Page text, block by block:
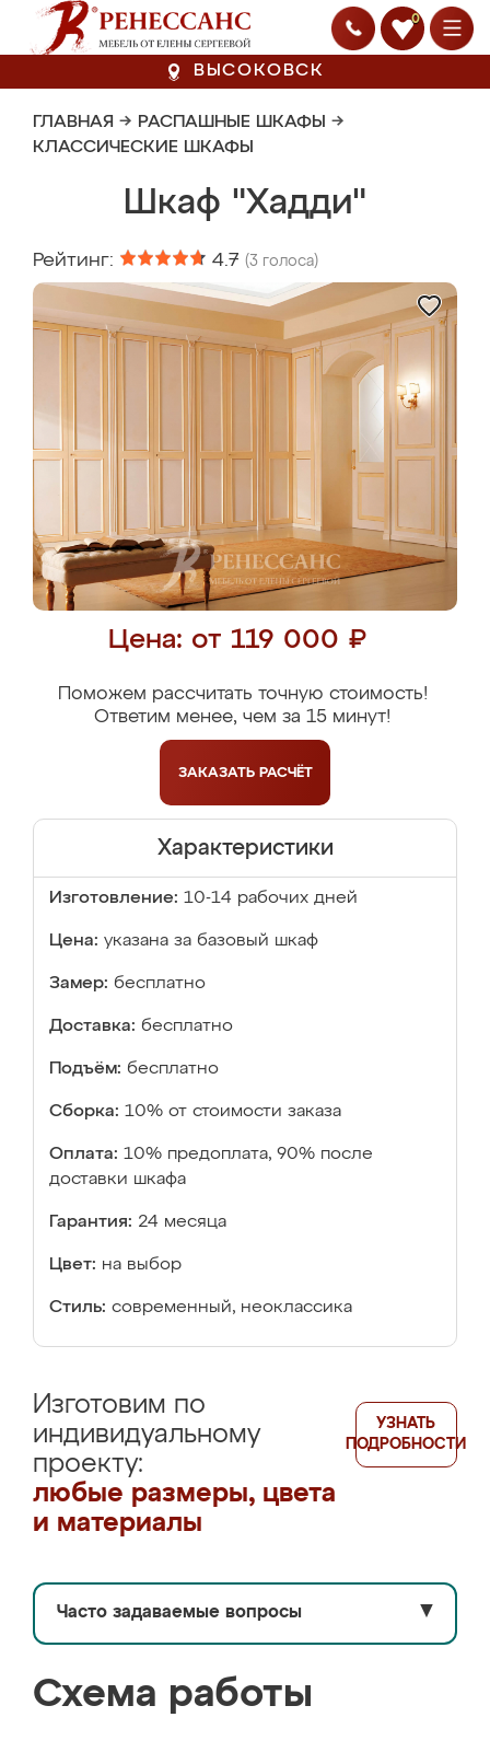
0
ВЫСОКОВСК
ГЛАВНАЯ → РАСПАШНЫЕ ШКАФЫ →
КЛАССИЧЕСКИЕ ШКАФЫ
Шкаф "Хадди"
Рейтинг: 4.7 (3 голоса)
Цена: от 119 000 ₽
Поможем рассчитать точную стоимость!
Ответим менее, чем за 15 минут!
ЗАКАЗАТЬ РАСЧЁТ
Характеристики
Изготовление: 10-14 рабочих дней
Цена: указана за базовый шкаф
Замер: бесплатно
Доставка: бесплатно
Подъём: бесплатно
Сборка: 10% от стоимости заказа
Оплата: 10% предоплата, 90% после
доставки шкафа
Гарантия: 24 месяца
Цвет: на выбор
Стиль: современный, неоклассика
Изготовим по
индивидуальному
проекту:
любые размеры, цвета
и материалы
УЗНАТЬ
ПОДРОБНОСТИ
Часто задаваемые вопросы ▼
Схема работы